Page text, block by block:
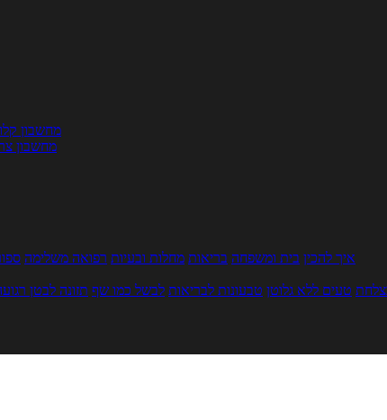
מחשבון
מחשבון
איך להכין בית ומשפחה בריאות מחלות ובעיות רפואה משלימה
טעים ללא גלוטן טבעונות לבריאות לבשל כמו שף תזונה לבטן